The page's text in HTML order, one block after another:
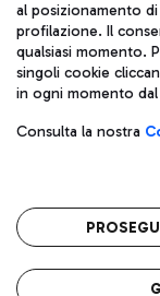
Codice fiscale e
IVA 06572251004
Capitale sociale
Sede legale: Via
telefono +39 06
Privacy policy
al posizionamento
profilazione. Il
qualsiasi momento.
singoli cookie
in ogni momento
Consulta la nostra